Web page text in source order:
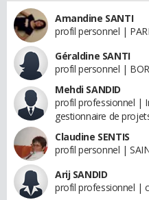
Amandine SANTI
profil personnel |
Géraldine SANTI
profil personnel |
Mehdi SANDID
profil professionnel |
gestionnaire de
Claudine SENTIS
profil personnel |
Arij SANDID
profil professionnel |